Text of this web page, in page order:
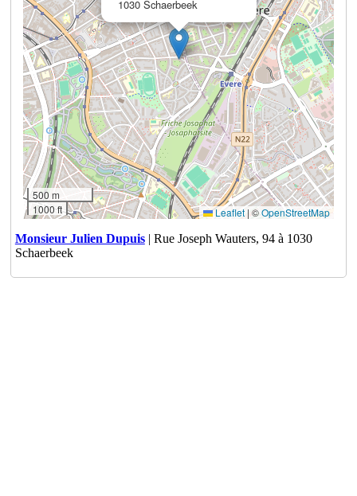
1030 Schaerbeek
500 m
1000 ft
Leaflet | ©OpenStreetMap
Monsieur Julien Dupuis| Rue Joseph Wauters, 94 à 1030
Schaerbeek